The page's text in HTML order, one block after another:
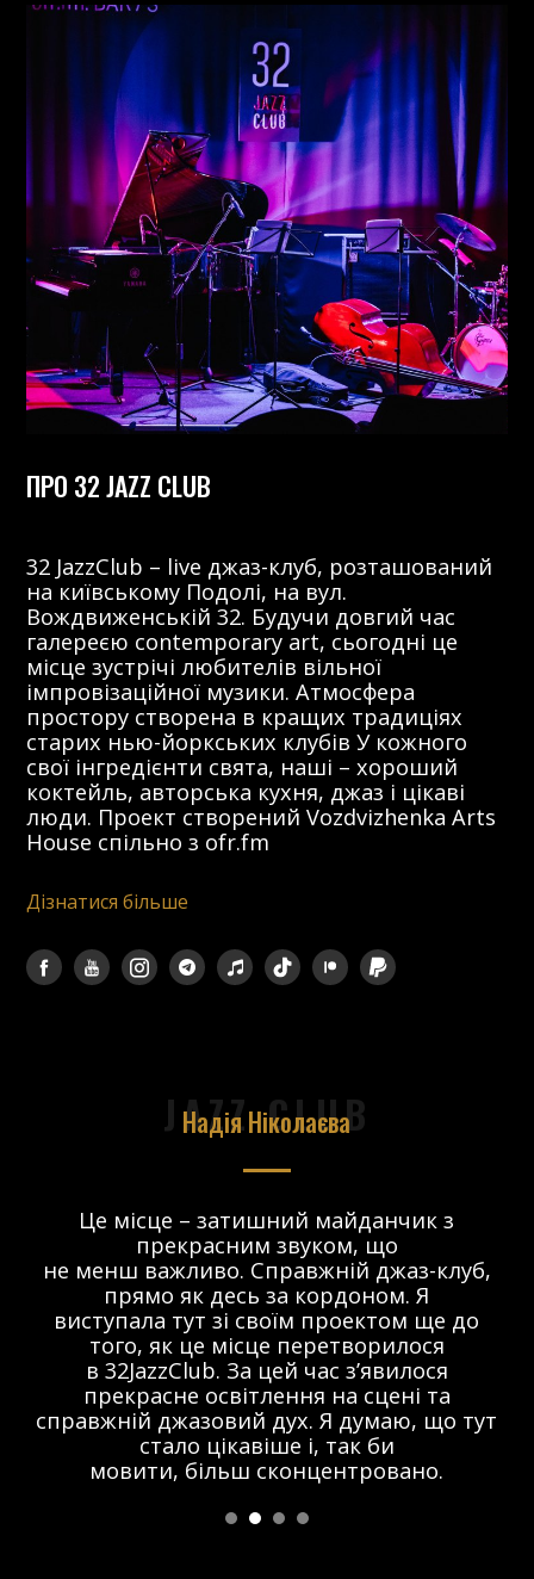
ПРО 32 JAZZ CLUB
32 JazzClub – live джаз-клуб, розташований
на київському Подолі, на вул.
Вождвиженській 32. Будучи довгий час
галереєю contemporary art, сьогодні це
місце зустрічі любителів вільної
імпровізаційної музики. Атмосфера
простору створена в кращих традиціях
старих нью-йоркських клубів У кожного
свої інгредієнти свята, наші – хороший
коктейль, авторська кухня, джаз і цікаві
люди. Проект створений Vozdvizhenka Arts
House спільно з ofr.fm
Дізнатися більше
JAZZ CLUB
Надія Ніколаєва
Це місце – затишний майданчик з
прекрасним звуком, що
не менш важливо. Справжній джаз-клуб,
прямо як десь за кордоном. Я
виступала тут зі своїм проектом ще до
того, як це місце перетворилося
в 32JazzClub. За цей час з’явилося
прекрасне освітлення на сцені та
справжній джазовий дух. Я думаю, що тут
стало цікавіше і, так би
мовити, більш сконцентровано.